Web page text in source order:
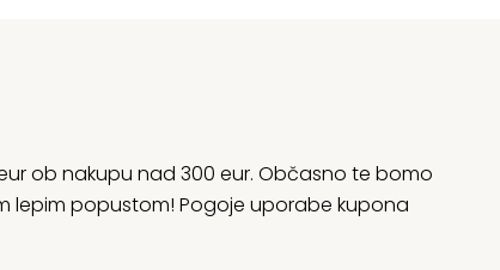
ob nakupu nad 300 eur. Občasno te bomo
lepim popustom! Pogoje uporabe kupona